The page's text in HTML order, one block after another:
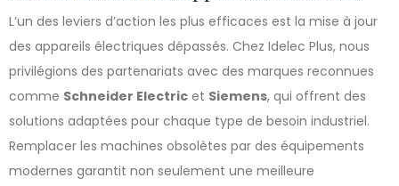
L’un des leviers d’action les plus efficaces est la mise à jour
des appareils électriques dépassés. Chez Idelec Plus, nous
privilégions des partenariats avec des marques reconnues
comme Schneider Electric et Siemens, qui offrent des
solutions adaptées pour chaque type de besoin industriel.
Remplacer les machines obsolètes par des équipements
modernes garantit non seulement une meilleure